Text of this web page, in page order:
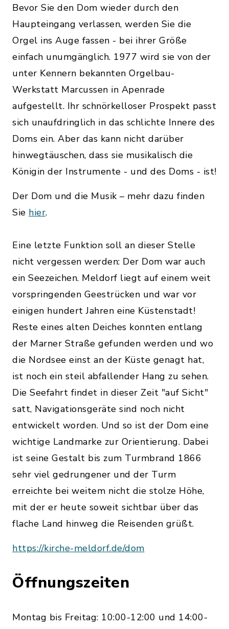
Bevor Sie den Dom wieder durch den
Haupteingang verlassen, werden Sie die
Orgel ins Auge fassen - bei ihrer Größe
einfach unumgänglich. 1977 wird sie von der
unter Kennern bekannten Orgelbau-
Werkstatt Marcussen in Apenrade
aufgestellt. Ihr schnörkelloser Prospekt passt
sich unaufdringlich in das schlichte Innere des
Doms ein. Aber das kann nicht darüber
hinwegtäuschen, dass sie musikalisch die
Königin der Instrumente - und des Doms - ist!
Der Dom und die Musik – mehr dazu finden
Sie hier.
Eine letzte Funktion soll an dieser Stelle
nicht vergessen werden: Der Dom war auch
ein Seezeichen. Meldorf liegt auf einem weit
vorspringenden Geestrücken und war vor
einigen hundert Jahren eine Küstenstadt!
Reste eines alten Deiches konnten entlang
der Marner Straße gefunden werden und wo
die Nordsee einst an der Küste genagt hat,
ist noch ein steil abfallender Hang zu sehen.
Die Seefahrt findet in dieser Zeit "auf Sicht"
satt, Navigationsgeräte sind noch nicht
entwickelt worden. Und so ist der Dom eine
wichtige Landmarke zur Orientierung. Dabei
ist seine Gestalt bis zum Turmbrand 1866
sehr viel gedrungener und der Turm
erreichte bei weitem nicht die stolze Höhe,
mit der er heute soweit sichtbar über das
flache Land hinweg die Reisenden grüßt.
https://kirche-meldorf.de/dom
Öffnungszeiten
Montag bis Freitag: 10:00-12:00 und 14:00-